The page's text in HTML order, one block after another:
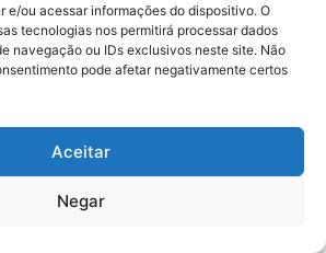
e/ou acessar informações do dispositivo. O
tecnologias nos permitirá processar dados
navegação ou IDs exclusivos neste site. Não
pode afetar negativamente certos
Aceitar
Negar
procuradores e
eleitorais realizam
alinhamento no RN